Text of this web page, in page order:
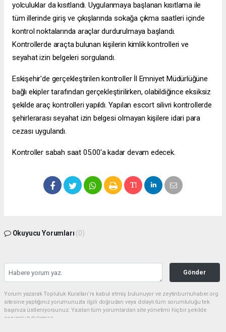
yolculuklar da kısıtlandı. Uygulanmaya başlanan kısıtlama ile
tüm illerinde giriş ve çıkışlarında sokağa çıkma saatleri içinde
kontrol noktalarında araçlar durdurulmaya başlandı.
Kontrollerde araçta bulunan kişilerin kimlik kontrolleri ve
seyahat izin belgeleri sorgulandı.
Eskişehir'de gerçekleştirilen kontroller İl Emniyet Müdürlüğüne
bağlı ekipler tarafından gerçekleştirilirken, olabildiğince eksiksiz
şekilde araç kontrolleri yapıldı. Yapılan escort silivri kontrollerde
şehirlerarası seyahat izin belgesi olmayan kişilere idari para
cezası uygulandı.
Kontroller sabah saat 05.00'a kadar devam edecek.
Okuyucu Yorumları (0)
Gönder
Yorum yazarak Topluluk Kuralları’nı kabul etmiş bulunuyor ve zeytinburnuhaber.org
sitesine yaptığınız yorumunuzla ilgili doğrudan veya dolaylı tüm sorumluluğu tek
başınıza üstleniyorsunuz. Yazılan tüm yorumlardan site yönetimi hiçbir şekilde
sorumlu tutulamaz.